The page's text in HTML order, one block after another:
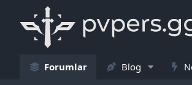
Forumlar Blog